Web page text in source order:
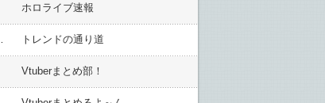
ホロライブ速報
トレンドの通り道
Vtuberまとめ部！